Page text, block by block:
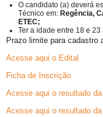
O candidato (a) deverá
Técnico em: Regência,
ETEC;
Ter a idade entre 18 e
Prazo limite para cadastro
Acesse aqui o Edital
Ficha de Inscrição
Acesse aqui o resultado da
Acesse aqui o resultado da